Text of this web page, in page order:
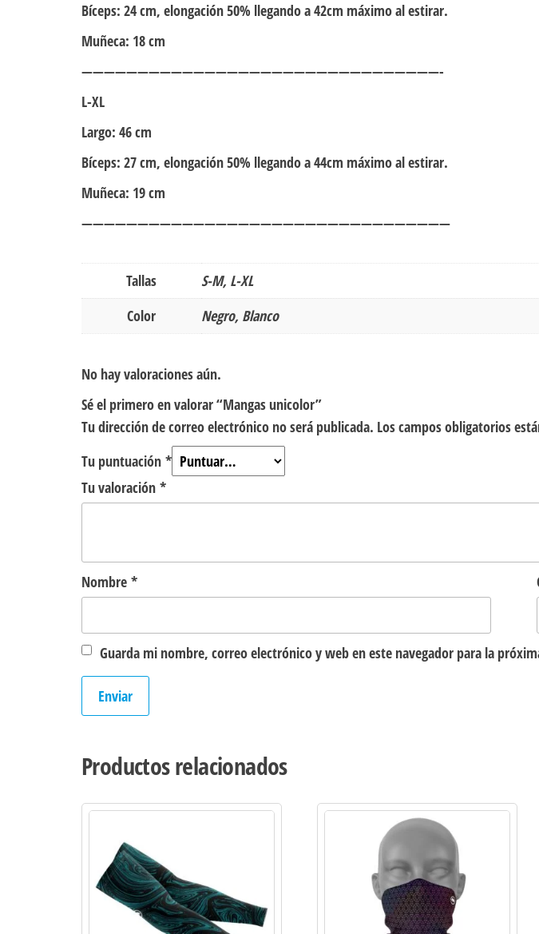
Bíceps: 24 cm, elongación 50% llegando a 42cm máximo al estirar.
Muñeca: 18 cm
————————————————————————————————-
L-XL
Largo: 46 cm
Bíceps: 27 cm, elongación 50% llegando a 44cm máximo al estirar.
Muñeca: 19 cm
—————————————————————————————————
Tallas
S-M, L-XL
Color
Negro, Blanco
No hay valoraciones aún.
Sé el primero en valorar “Mangas unicolor”
Tu dirección de correo electrónico no será publicada. Los campos obligatorios
Tu puntuación *
Tu valoración *
Nombre *
Guarda mi nombre, correo electrónico y web en este navegador para la
Productos relacionados